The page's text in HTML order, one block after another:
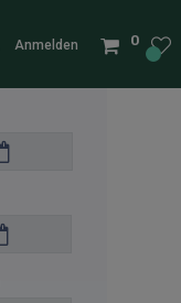
0
Anmelden